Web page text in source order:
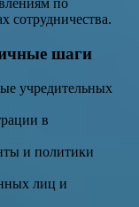
по
сотрудничества.
шаги
учредительных
в
и политики
лиц и